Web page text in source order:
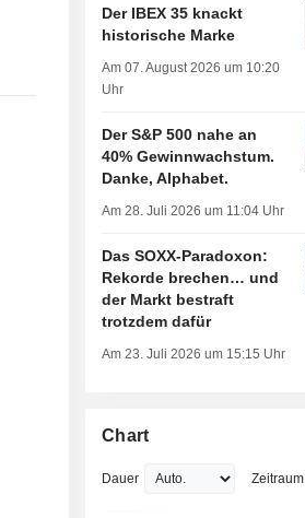
Der IBEX 35 knackt
historische Marke
Am 07. August 2026 um 10:20
Uhr
Der S&P 500 nahe an
40% Gewinnwachstum.
Danke, Alphabet.
Am 28. Juli 2026 um 11:04 Uhr
Das SOXX-Paradoxon:
Rekorde brechen… und
der Markt bestraft
trotzdem dafür
Am 23. Juli 2026 um 15:15 Uhr
Chart
Dauer Zeitraum